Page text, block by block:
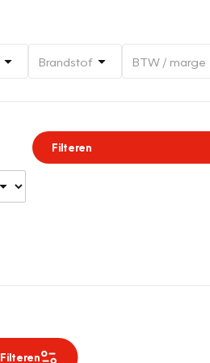
Brandstof BTW / marge
Filteren
Filteren